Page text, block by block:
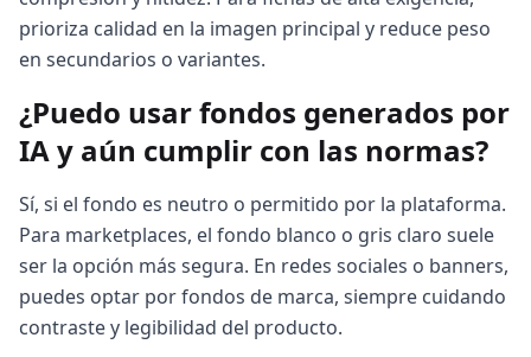
prioriza calidad en la imagen principal y reduce peso
en secundarios o variantes.
¿Puedo usar fondos generados por
IA y aún cumplir con las normas?
Sí, si el fondo es neutro o permitido por la plataforma.
Para marketplaces, el fondo blanco o gris claro suele
ser la opción más segura. En redes sociales o banners,
puedes optar por fondos de marca, siempre cuidando
contraste y legibilidad del producto.